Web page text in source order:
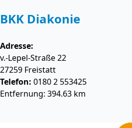
BKK Diakonie
Adresse:
v.-Lepel-Straße 22
27259 Freistatt
Telefon: 0180 2 553425
Entfernung: 394.63 km